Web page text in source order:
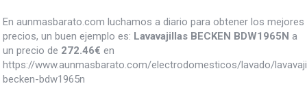
En aunmasbarato.com luchamos a diario para obtener los mejores
precios, un buen ejemplo es: Lavavajillas BECKEN BDW1965N a
un precio de 272.46€ en
https://www.aunmasbarato.com/electrodomesticos/lavado/
becken-bdw1965n